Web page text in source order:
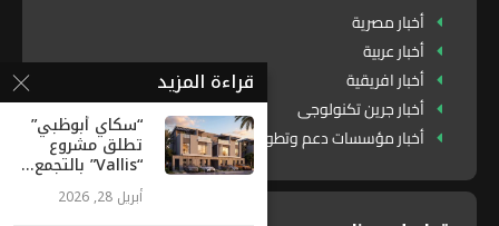
أخبار مصرية
أخبار عربية
أخبار افريقية
أخبار جرين تكنولوجى
أخبار مؤسسات دعم وتطوير
قراءة المزيد
“سكاي أبوظبي”
تطلق مشروع
“Vallis” بالتجمع...
أبريل 28, 2026